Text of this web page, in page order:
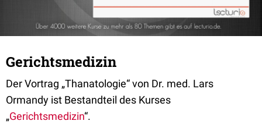
Gerichtsmedizin
Der Vortrag „Thanatologie“ von Dr. med. Lars
Ormandy ist Bestandteil des Kurses
„Gerichtsmedizin“.